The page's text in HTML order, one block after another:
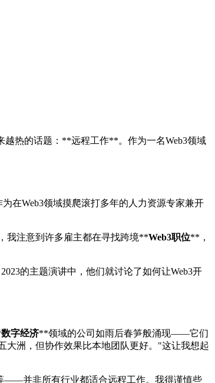
越热的话题：**远程工作**。作为一名Web3领域
在Web3领域摸爬滚打多年的人力资源专家兼开
我注意到许多雇主都在寻找跨境**Web3职位**，
的主题演讲中，他们就讨论了如何让Web3开
数字经济**领域的公司如雨后春笋般涌现——它们
大洲，但协作效果比本地团队更好。"这让我想起
——并非所有行业都适合远程工作。我得谨慎些